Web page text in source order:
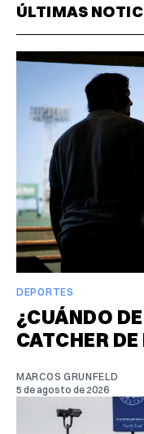
ÚLTIMAS
DEPORTES
¿CUÁNDO
CATCHER
MARCOS GRUNFELD
5 de agosto de 2026